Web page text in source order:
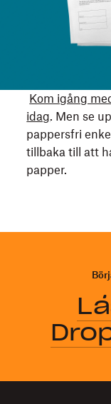
enklare
någonsin
Kom igång
idag. Men se
pappersfri
tillbaka till att
papper.